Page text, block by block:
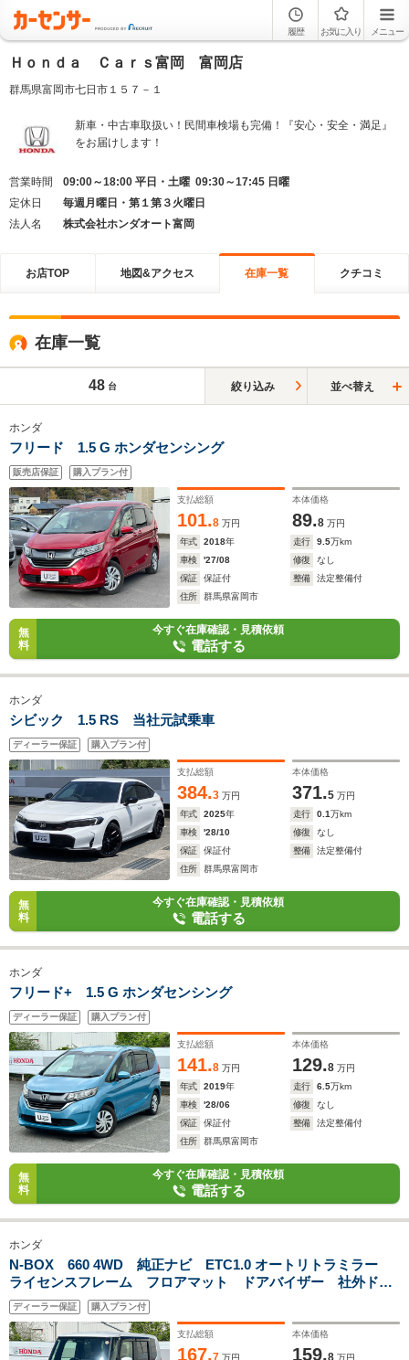
履歴 お気に入り メニュー
Ｈｏｎｄａ Ｃａｒｓ富岡 富岡店
群馬県富岡市七日市１５７－１
新車・中古車取扱い！民間車検場も完備！『安心・安全・満足』
をお届けします！
営業時間
09:00～18:00 平日・土曜 09:30～17:45 日曜
定休日
毎週月曜日・第１第３火曜日
法人名
株式会社ホンダオート富岡
お店TOP 地図&アクセス 在庫一覧 クチコミ
在庫一覧
48 台 絞り込み 並べ替え
ホンダ
フリード 1.5 G ホンダセンシング
販売店保証 購入プラン付
支払総額
101.8 万円
本体価格
89.8 万円
年式
2018年 走行 9.5万km
車検
'27/08 修復
なし
保証
保証付 整備
法定整備付
住所
群馬県富岡市
無
料
今すぐ在庫確認・見積依頼
電話する
ホンダ
シビック 1.5 RS 当社元試乗車
ディーラー保証 購入プラン付
支払総額
384.3 万円
本体価格
371.5 万円
年式
2025年 走行 0.1万km
車検
'28/10 修復
なし
保証
保証付 整備
法定整備付
住所
群馬県富岡市
無
料
今すぐ在庫確認・見積依頼
電話する
ホンダ
フリード+ 1.5 G ホンダセンシング
ディーラー保証 購入プラン付
支払総額
141.8 万円
本体価格
129.8 万円
年式
2019年 走行 6.5万km
車検
'28/06 修復
なし
保証
保証付 整備
法定整備付
住所
群馬県富岡市
無
料
今すぐ在庫確認・見積依頼
電話する
ホンダ
N-BOX 660 4WD 純正ナビ ETC1.0 オートリトラミラー
ライセンスフレーム フロアマット ドアバイザー 社外ドラ
レコ
ディーラー保証 購入プラン付
支払総額
167.7 万円
本体価格
159.8 万円